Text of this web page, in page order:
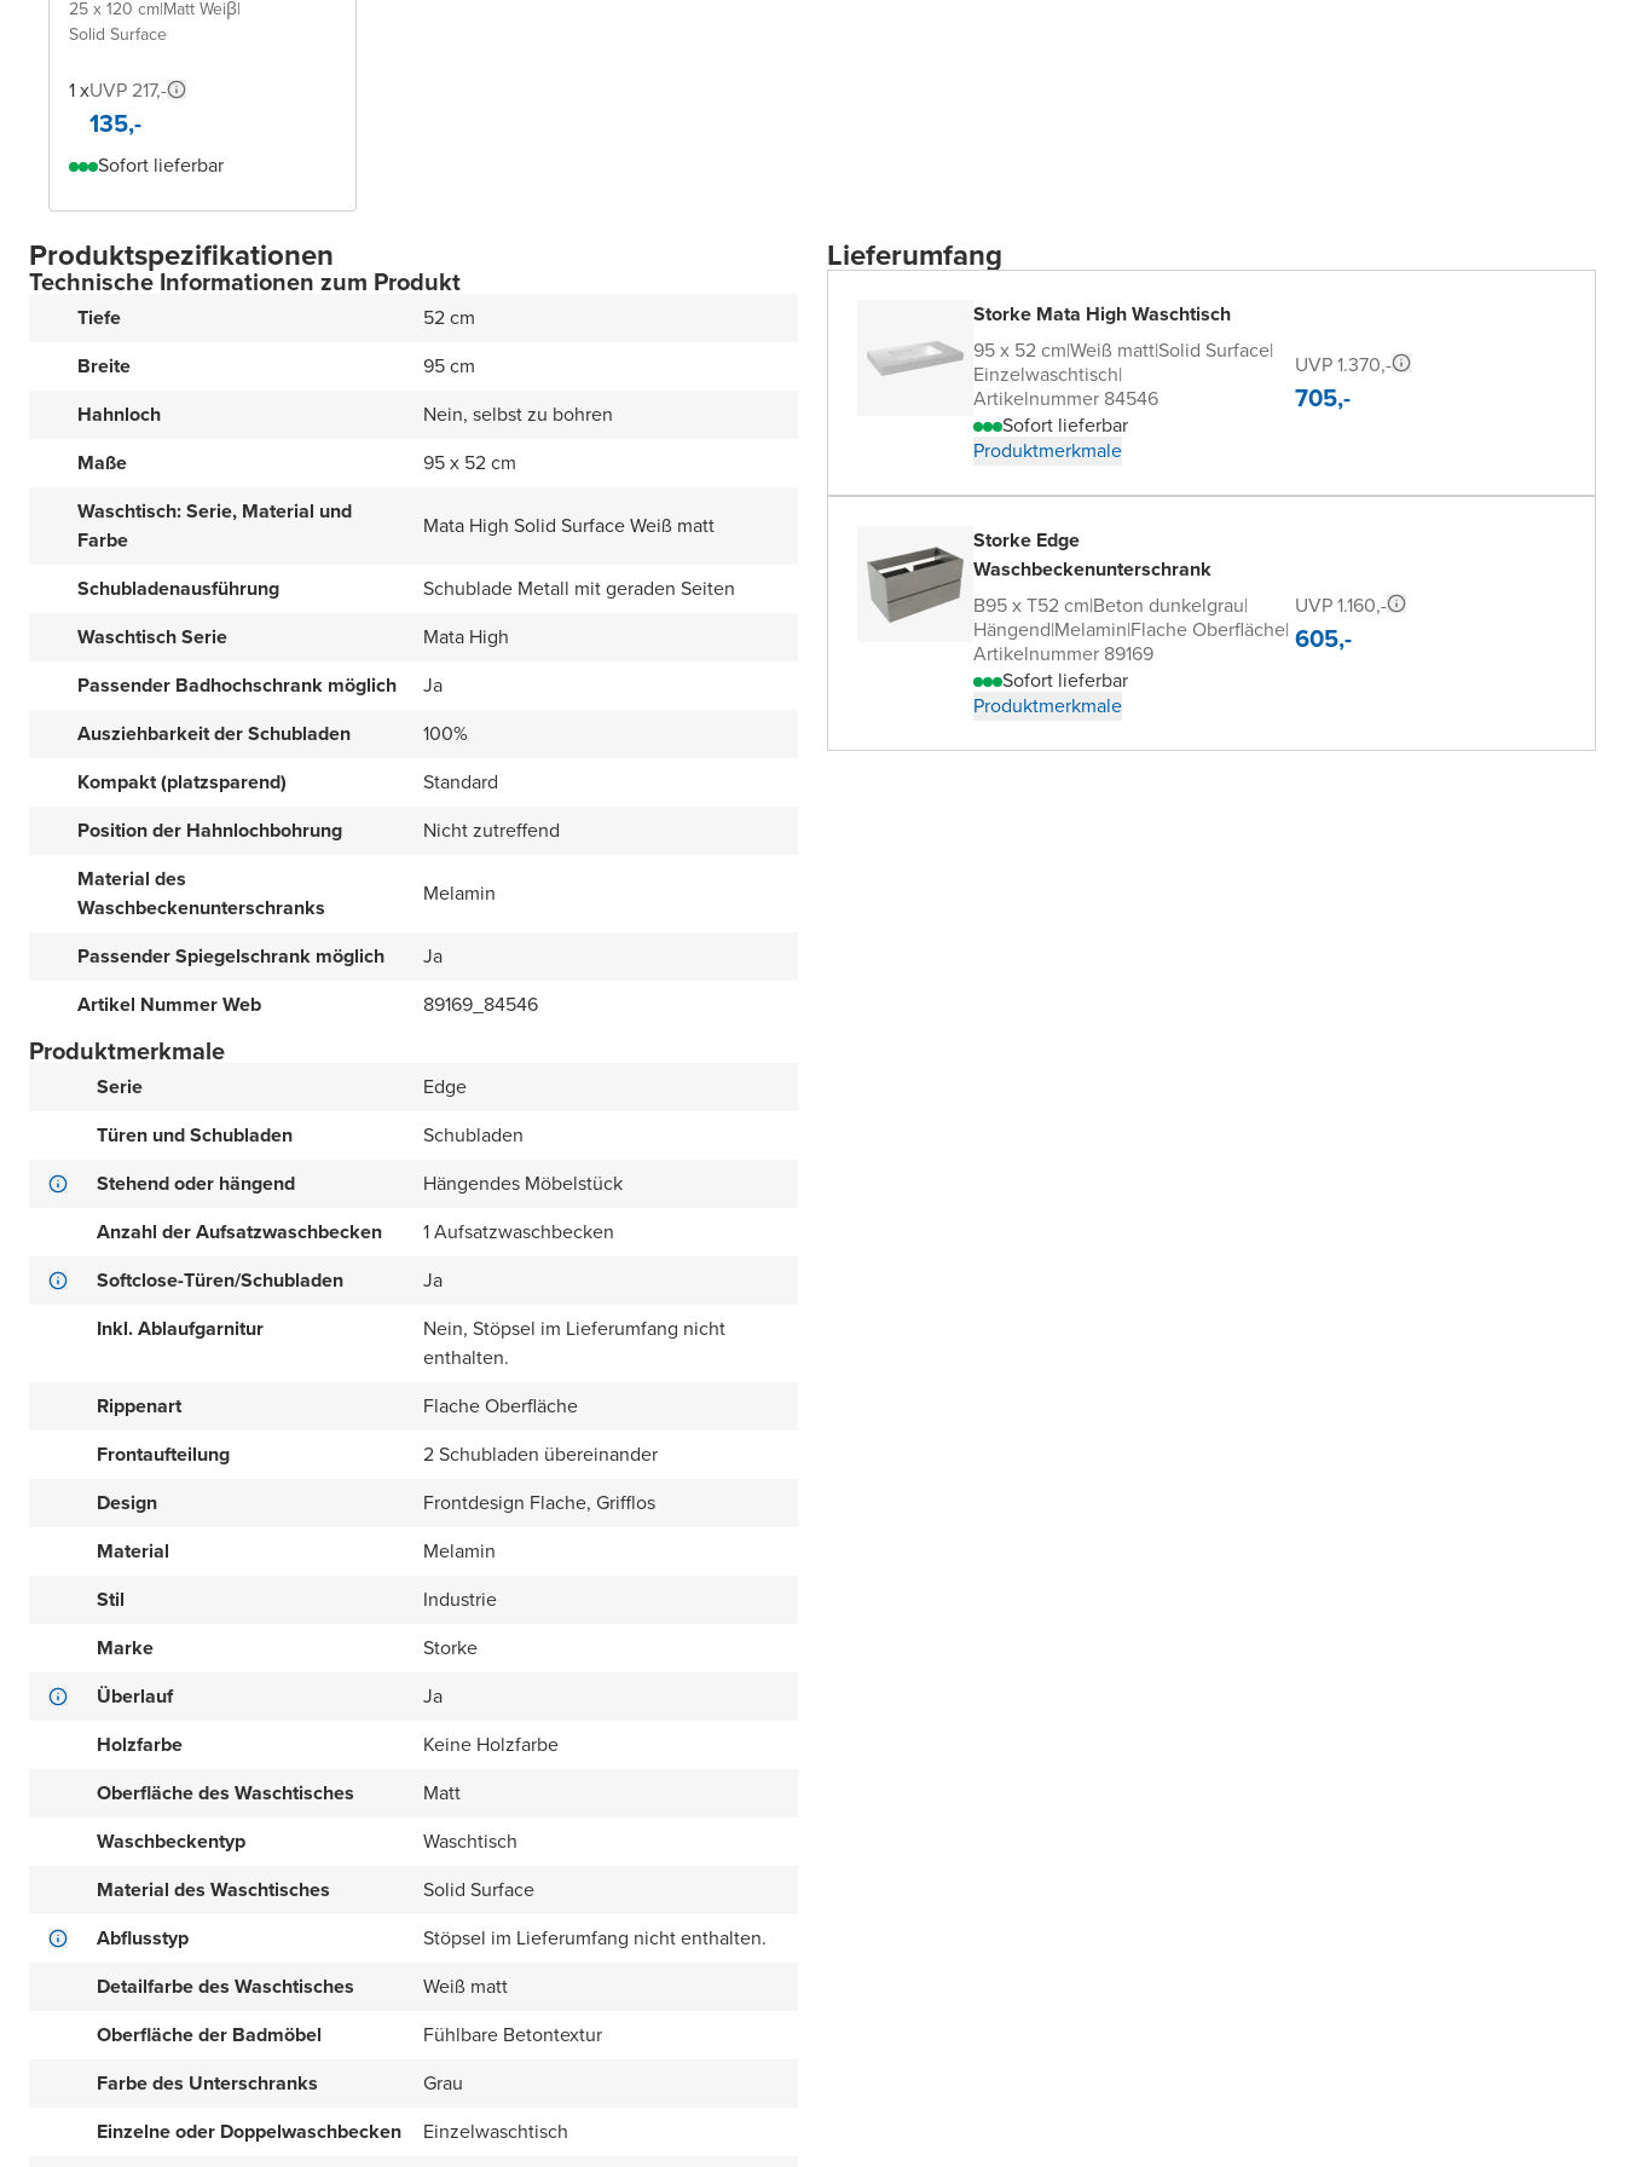
25 x 120 cm|Matt Weiβ|
Solid Surface
1 xUVP 217,-
135,-
Sofort lieferbar
Produktspezifikationen
Technische Informationen zum Produkt
Tiefe
52 cm
Breite
95 cm
Hahnloch
Nein, selbst zu bohren
Maße
95 x 52 cm
Waschtisch: Serie, Material und
Farbe
Mata High Solid Surface Weiß matt
Schubladenausführung
Schublade Metall mit geraden Seiten
Waschtisch Serie
Mata High
Passender Badhochschrank möglich
Ja
Ausziehbarkeit der Schubladen
100%
Kompakt (platzsparend)
Standard
Position der Hahnlochbohrung
Nicht zutreffend
Material des
Waschbeckenunterschranks
Melamin
Passender Spiegelschrank möglich
Ja
Artikel Nummer Web
89169_84546
Produktmerkmale
Serie
Edge
Türen und Schubladen
Schubladen
Stehend oder hängend
Hängendes Möbelstück
Anzahl der Aufsatzwaschbecken
1 Aufsatzwaschbecken
Softclose-Türen/Schubladen
Ja
Inkl. Ablaufgarnitur
Nein, Stöpsel im Lieferumfang nicht
enthalten.
Rippenart
Flache Oberfläche
Frontaufteilung
2 Schubladen übereinander
Design
Frontdesign Flache, Grifflos
Material
Melamin
Stil
Industrie
Marke
Storke
Überlauf
Ja
Holzfarbe
Keine Holzfarbe
Oberfläche des Waschtisches
Matt
Waschbeckentyp
Waschtisch
Material des Waschtisches
Solid Surface
Abflusstyp
Stöpsel im Lieferumfang nicht enthalten.
Detailfarbe des Waschtisches
Weiß matt
Oberfläche der Badmöbel
Fühlbare Betontextur
Farbe des Unterschranks
Grau
Einzelne oder Doppelwaschbecken
Einzelwaschtisch
Lieferumfang
Storke Mata High Waschtisch
95 x 52 cm|Weiß matt|Solid Surface|
Einzelwaschtisch|
Artikelnummer 84546
Sofort lieferbar
Produktmerkmale
UVP 1.370,-
705,-
Storke Edge
Waschbeckenunterschrank
B95 x T52 cm|Beton dunkelgrau|
Hängend|Melamin|Flache Oberfläche|
Artikelnummer 89169
Sofort lieferbar
Produktmerkmale
UVP 1.160,-
605,-